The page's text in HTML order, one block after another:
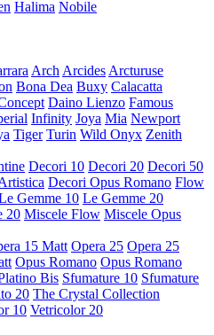
Halima Nobile
Arch Arcides Arcturuse
Bona Dea Buxy Calacatta
Daino Lienzo Famous
Infinity Joya Mia Newport
Tiger Turin Wild Onyx Zenith
Decori 10 Decori 20 Decori 50
Decori Opus Romano Flow
Gemme 10 Le Gemme 20
20 Miscele Flow Miscele Opus
15 Matt Opera 25 Opera 25
Opus Romano Opus Romano
Bis Sfumature 10 Sfumature
20 The Crystal Collection
10 Vetricolor 20